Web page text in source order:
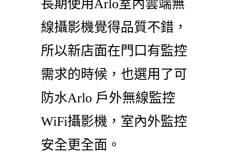
長期使用Arlo室內雲端無
線攝影機覺得品質不錯，
所以新店面在門口有監控
需求的時候，也選用了可
防水Arlo 戶外無線監控
WiFi攝影機，室內外監控
安全更全面。